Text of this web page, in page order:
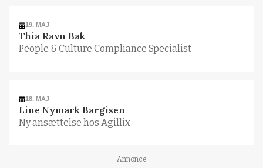
19. MAJ
Thia Ravn Bak
People & Culture Compliance Specialist
18. MAJ
Line Nymark Bargisen
Ny ansættelse hos Agillix
Annonce